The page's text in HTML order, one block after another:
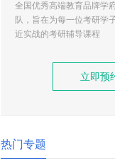
全国优秀高端教育品牌学
队，旨在为每一位考研学
近实战的考研辅导课程
立即预
热门专题
(付海悦